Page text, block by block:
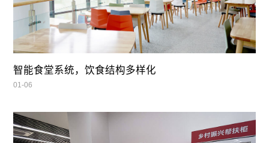
智能食堂系统，饮食结构多样化
01-06